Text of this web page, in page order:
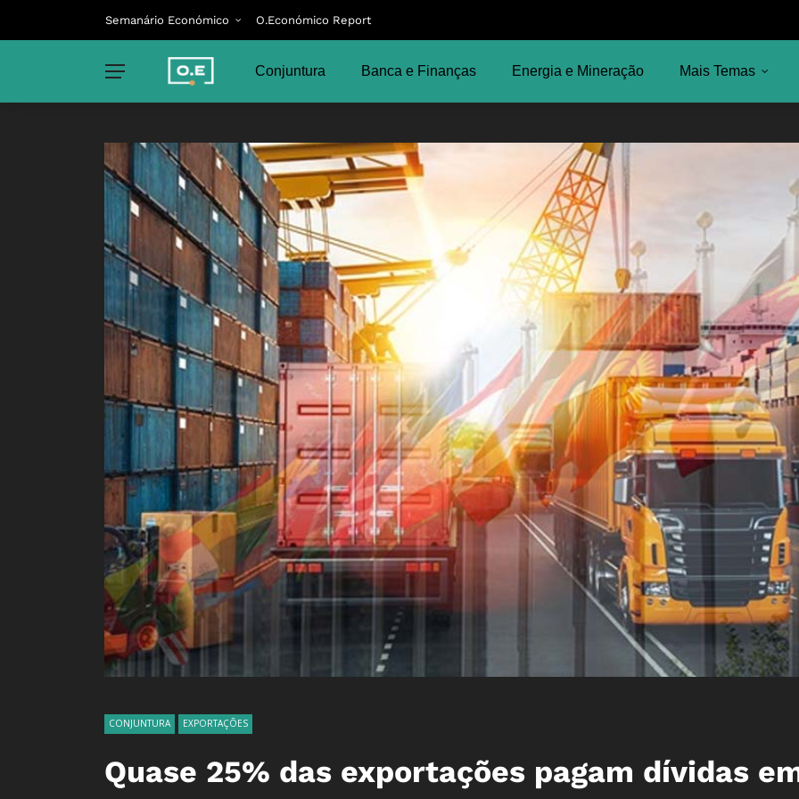
Semanário Económico O.Económico Report
Conjuntura Banca e Finanças Energia e Mineração Mais Temas
CONJUNTURA EXPORTAÇÕES
Quase 25% das exportações pagam dívidas